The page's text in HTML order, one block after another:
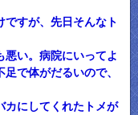
ですが、先日そんなト
悪い。病院にいってよ
で体がだるいので、
カにしてくれたトメが